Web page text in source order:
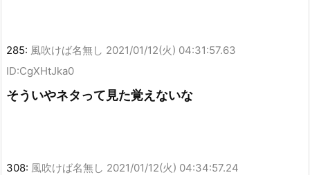
285: 風吹けば名無し 2021/01/12(火) 04:31:57.63
ID:CgXHtJka0
そういやネタって見た覚えないな
308: 風吹けば名無し 2021/01/12(火) 04:34:57.24